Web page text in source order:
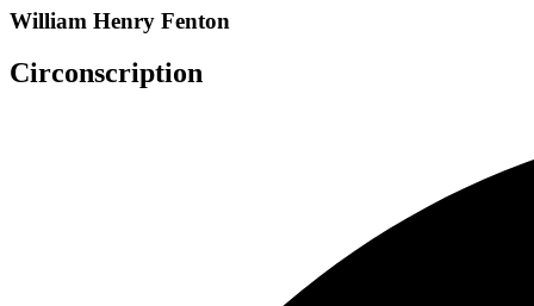
William Henry Fenton
Circonscription